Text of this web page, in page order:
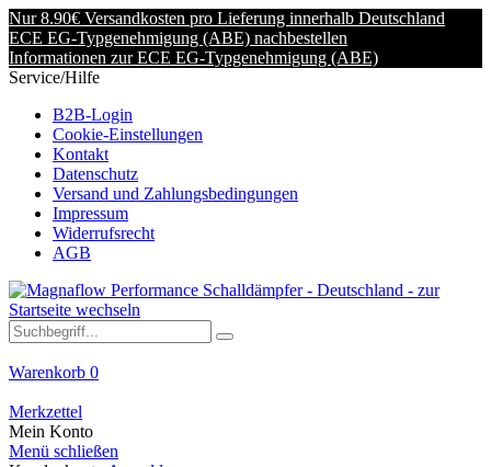
Nur 8.90€ Versandkosten pro Lieferung innerhalb Deutschland
ECE EG-Typgenehmigung (ABE) nachbestellen
Informationen zur ECE EG-Typgenehmigung (ABE)
Service/Hilfe
B2B-Login
Cookie-Einstellungen
Kontakt
Datenschutz
Versand und Zahlungsbedingungen
Impressum
Widerrufsrecht
AGB
Warenkorb 0
Merkzettel
Mein Konto
Menü schließen